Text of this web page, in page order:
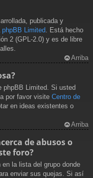
publicada y
phpBB Limited . Está hecho
2 (GPL-2.0) y es de libre
Arriba
phpBB Limited. Si usted
por favor visite Centro de
en ideas existentes o
Arriba
de abusos o
foro?
la lista del grupo donde
enviar sus quejas. Si así